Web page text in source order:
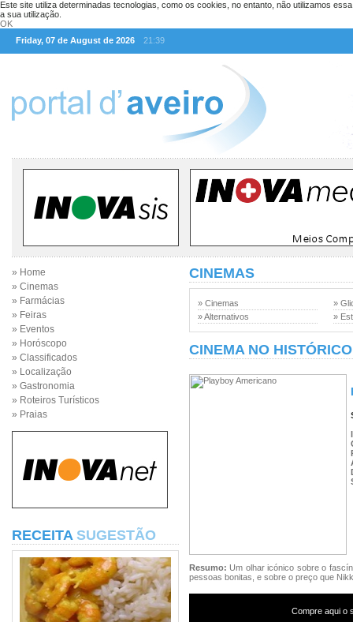
Este site utiliza determinadas tecnologias, como os cookies, no entanto, não utilizamos
a sua utilização.
OK
Friday, 07 de August de 2026
21:39
» Home
» Cinemas
» Farmácias
» Feiras
» Eventos
» Horóscopo
» Classificados
» Localização
» Gastronomia
» Roteiros Turísticos
» Praias
RECEITA SUGESTÃO
CINEMAS
» Cinemas
» Alternativos
»
»
CINEMA NO HISTÓRICO
Resumo: Um olhar icónico sobre o
pessoas bonitas, e sobre o preço que
Compre aqui o